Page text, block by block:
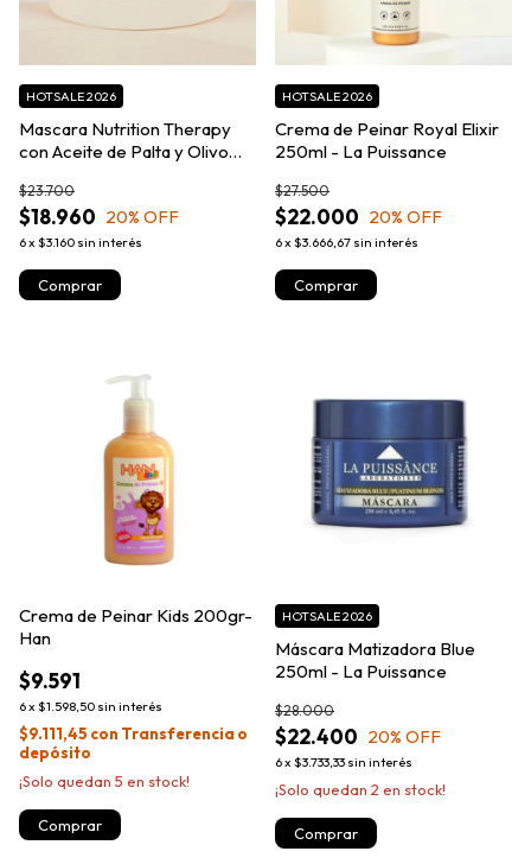
Mascara Nutrition Therapy
con Aceite de Palta y Olivo
$18.960
$23.700
20% OFF
6x $3.160 sin interés
HOTSALE 2026
Crema de Peinar Royal Elixir
250ml - La Puissance
$22.000
$27.500
20% OFF
6x $3.666,67 sin interés
HOTSALE 2026
Crema de Peinar Kids 200gr-
Han
$9.591
6x $1.598,50 sin interés
$9.111,45 con Transferencia o
depósito
¡Solo quedan 5 en stock!
Máscara Matizadora Blue
250ml - La Puissance
$22.400
$28.000
20% OFF
6x $3.733,33 sin interés
HOTSALE 2026
¡Solo quedan 2 en stock!